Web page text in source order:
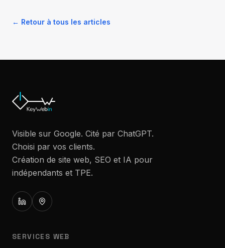
← Retour à tous les articles
Visible sur Google. Cité par ChatGPT.
Choisi par vos clients.
Création de site web, SEO et IA pour
indépendants et TPE.
SERVICES WEB